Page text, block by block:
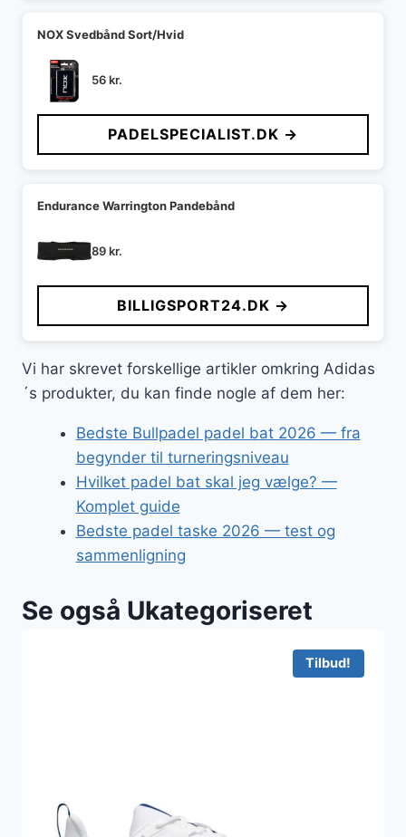
NOX Svedbånd Sort/Hvid
56kr.
PADELSPECIALIST.DK →
Endurance Warrington Pandebånd
89kr.
BILLIGSPORT24.DK →
Vi har skrevet forskellige artikler omkring Adidas
´s produkter, du kan finde nogle af dem her:
Bedste Bullpadel padel bat 2026 — fra
begynder til turneringsniveau
Hvilket padel bat skal jeg vælge? —
Komplet guide
Bedste padel taske 2026 — test og
sammenligning
Se også Ukategoriseret
Tilbud!